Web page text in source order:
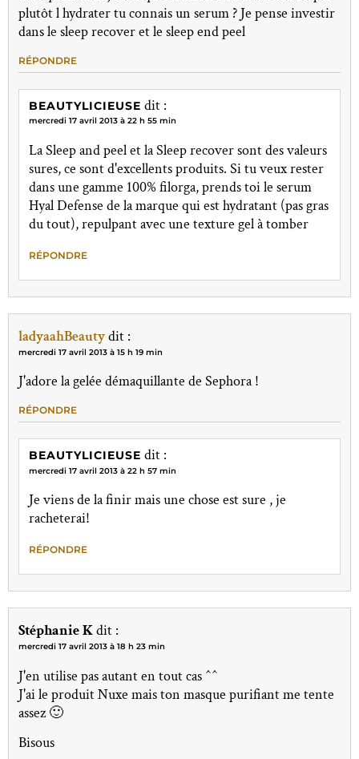
plutôt l hydrater tu connais un serum ? Je pense investir
dans le sleep recover et le sleep end peel
RÉPONDRE
BEAUTYLICIEUSE dit :
mercredi 17 avril 2013 à 22 h 55 min
La Sleep and peel et la Sleep recover sont des valeurs
sures, ce sont d'excellents produits. Si tu veux rester
dans une gamme 100% filorga, prends toi le serum
Hyal Defense de la marque qui est hydratant (pas gras
du tout), repulpant avec une texture gel à tomber
RÉPONDRE
ladyaahBeautydit :
mercredi 17 avril 2013 à 15 h 19 min
J'adore la gelée démaquillante de Sephora !
RÉPONDRE
BEAUTYLICIEUSE dit :
mercredi 17 avril 2013 à 22 h 57 min
Je viens de la finir mais une chose est sure , je
racheterai!
RÉPONDRE
Stéphanie Kdit :
mercredi 17 avril 2013 à 18 h 23 min
J'en utilise pas autant en tout cas ^^
J'ai le produit Nuxe mais ton masque purifiant me tente
assez 🙂
Bisous